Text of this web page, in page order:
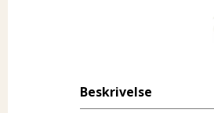
Beskrivelse